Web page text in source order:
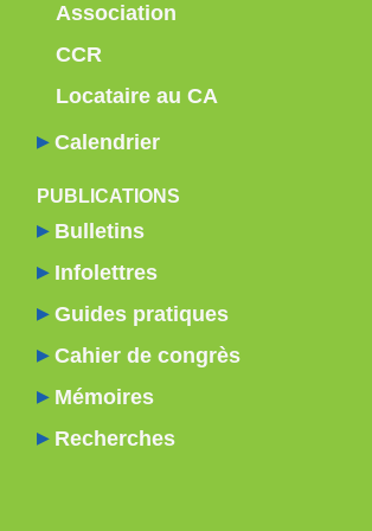
Association
CCR
Locataire au CA
Calendrier
PUBLICATIONS
Bulletins
Infolettres
Guides pratiques
Cahier de congrès
Mémoires
Recherches